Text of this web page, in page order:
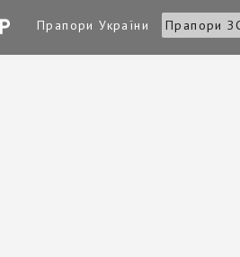
Прапори України Прапори